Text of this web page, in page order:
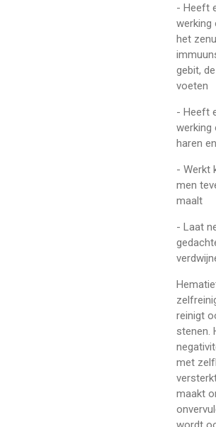
- Heeft
werking
het
gebit,
voeten
- Heeft
werking
haren
- Werkt
men
maalt
- Laat
reinigt
stenen.
met
maakt